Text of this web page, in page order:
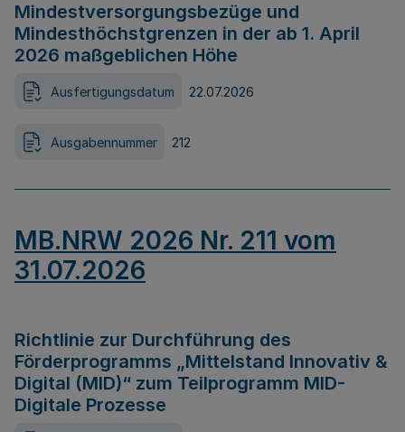
Mindestversorgungsbezüge und
Mindesthöchstgrenzen in der ab 1. April
2026 maßgeblichen Höhe
Ausfertigungsdatum 22.07.2026
Ausgabennummer 212
MB.NRW 2026 Nr. 211 vom
31.07.2026
Richtlinie zur Durchführung des
Förderprogramms „Mittelstand Innovativ &
Digital (MID)“ zum Teilprogramm MID-
Digitale Prozesse